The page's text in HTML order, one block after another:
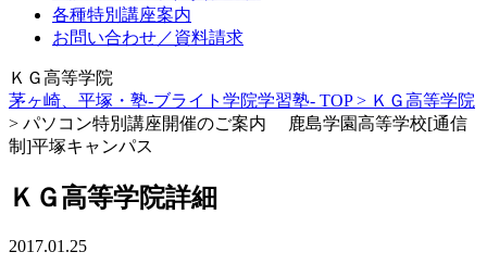
各種特別講座案内
お問い合わせ／資料請求
ＫＧ高等学院
茅ヶ崎、平塚・塾-ブライト学院学習塾- TOP > ＫＧ高等学院
> パソコン特別講座開催のご案内 鹿島学園高等学校[通信
制]平塚キャンパス
ＫＧ高等学院詳細
2017.01.25